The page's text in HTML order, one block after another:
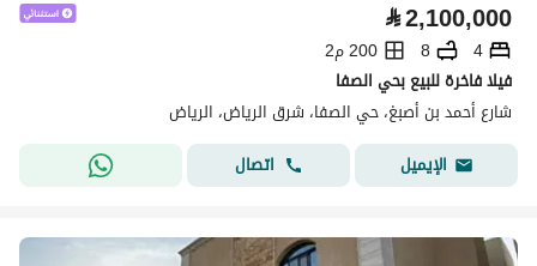
⃁2,100,000
4
8
200 م2
فيلا فاخرة للبيع بحي الصفا
شارع أحمد بن أصبغ، حي الصفا، شرق الرياض، الرياض
الإيميل
اتصال